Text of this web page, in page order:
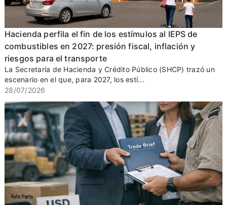
Hacienda perfila el fin de los estímulos al IEPS de
combustibles en 2027: presión fiscal, inflación y
riesgos para el transporte
La Secretaría de Hacienda y Crédito Público (SHCP) trazó un
escenario en el que, para 2027, los estí...
28/07/2026